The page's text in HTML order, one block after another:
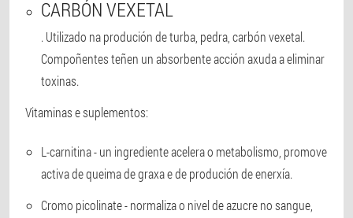
CARBÓN VEXETAL
. Utilizado na produción de turba, pedra, carbón vexetal.
Compoñentes teñen un absorbente acción axuda a eliminar
toxinas.
Vitaminas e suplementos:
L-carnitina- un ingrediente acelera o metabolismo, promove
activa de queima de graxa e de produción de enerxía.
Cromo picolinate- normaliza o nivel de azucre no sangue,